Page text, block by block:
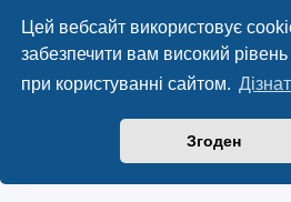
Цей вебсайт використовує
забезпечити вам високий
при користуванні сайтом.
Згоден